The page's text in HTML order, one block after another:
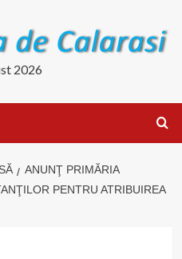
2026
ANUNŢ PRIMĂRIA
PENTRU ATRIBUIREA